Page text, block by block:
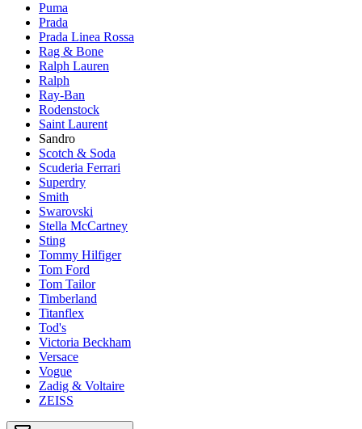
Puma
Prada
Prada Linea Rossa
Rag & Bone
Ralph Lauren
Ralph
Ray-Ban
Rodenstock
Saint Laurent
Sandro
Scotch & Soda
Scuderia Ferrari
Superdry
Smith
Swarovski
Stella McCartney
Sting
Tommy Hilfiger
Tom Ford
Tom Tailor
Timberland
Titanflex
Tod's
Victoria Beckham
Versace
Vogue
Zadig & Voltaire
ZEISS